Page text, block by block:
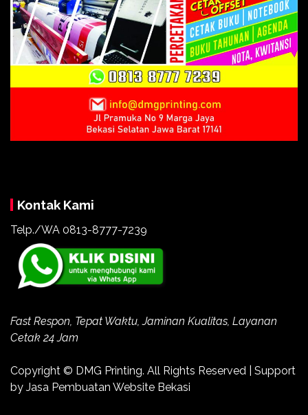
Kontak Kami
Telp./WA 0813-8777-7239
Fast Respon, Tepat Waktu, Jaminan Kualitas, Layanan
Cetak 24 Jam
Copyright © DMG Printing. All Rights Reserved | Support
by Jasa Pembuatan Website Bekasi